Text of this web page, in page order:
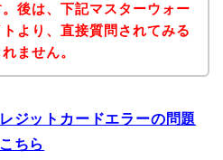
後は、下記マスターウォー
より、直接質問されてみる
ません。
ジットカードエラーの問題
ちら